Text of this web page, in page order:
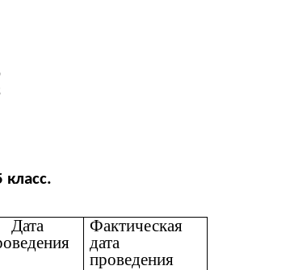
класс.
Дата
Фактическая
дата
проведения